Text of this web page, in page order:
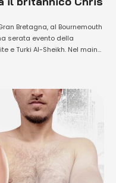
Bretagna, al Bournemouth
serata evento della
e Turki Al-Sheikh. Nel main
2, 14 KO) ha costretto